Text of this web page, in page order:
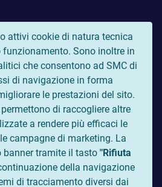
attivi cookie di natura tecnica
funzionamento. Sono inoltre in
che consentono ad SMC di
di navigazione in forma
le prestazioni del sito.
di raccogliere altre
a rendere più efficaci le
campagne di marketing. La
banner tramite il tasto "Rifiuta
della navigazione
di tracciamento diversi dai